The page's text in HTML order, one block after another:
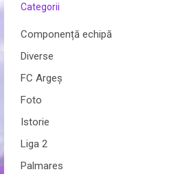
Categorii
Componență echipă
Diverse
FC Argeș
Foto
Istorie
Liga 2
Palmares